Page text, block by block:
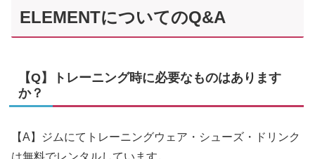
ELEMENTについてのQ&A
【Q】トレーニング時に必要なものはあります
か？
【A】ジムにてトレーニングウェア・シューズ・ドリンク